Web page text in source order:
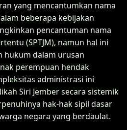
yang mencantumkan nama
beberapa kebijakan
pencantuman nama
(SPTJM), namun hal ini
hukum dalam urusan
perempuan hendak
administrasi ini
Siri Jember secara sistemik
hak-hak sipil dasar
negara yang berdaulat.